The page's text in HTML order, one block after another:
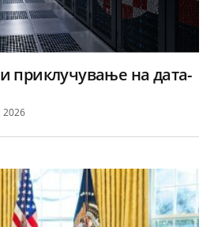
приклучување на дата-
2026